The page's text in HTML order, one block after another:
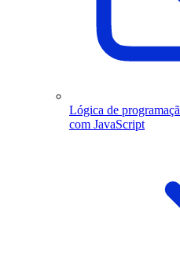
Lógica de
com JavaScript